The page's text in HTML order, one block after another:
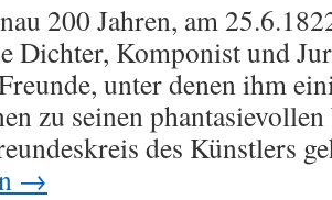
200 Jahren, am
Dichter, Komponist und
unter denen ihm
zu seinen
des Künstlers
→